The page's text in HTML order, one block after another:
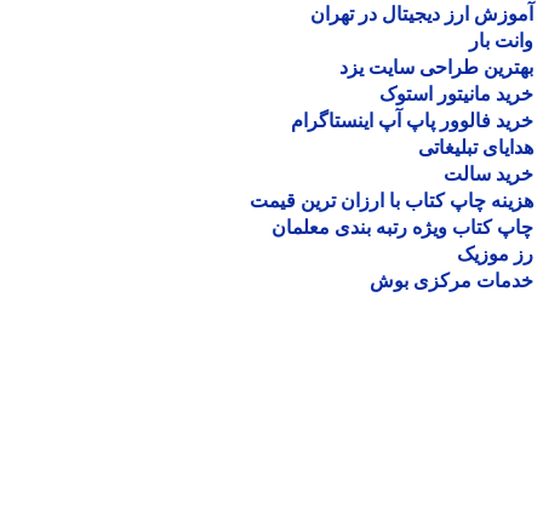
ارز دیجیتال در تهران
بار
طراحی سایت یزد
مانیتور استوک
فالوور پاپ آپ اینستاگرام
تبلیغاتی
سالت
چاپ کتاب با ارزان ترین قیمت
کتاب ویژه رتبه بندی معلمان
موزیک
مرکزی بوش